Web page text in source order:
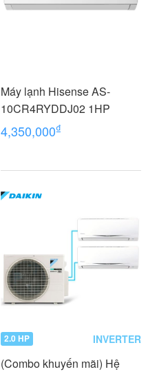
Máy lạnh Hisense AS-
10CR4RYDDJ02 1HP
4,350,000₫
2.0 HP INVERTER
(Combo khuyến mãi) Hệ